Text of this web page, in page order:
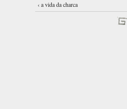
‹ a vida da charca